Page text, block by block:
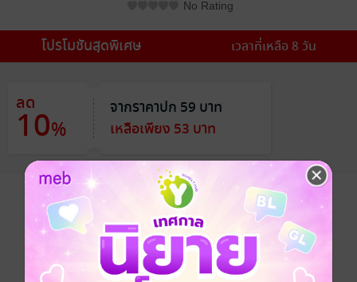
No Rating
โปรโมชันสุดพิเศษ เวลาที่เหลือ 8 วัน
ลด
10%
จากราคาปก 59 บาท
เหลือเพียง 53 บาท
อยากได้ ซื้อเป็นของขวัญ ติดตาม แชร์